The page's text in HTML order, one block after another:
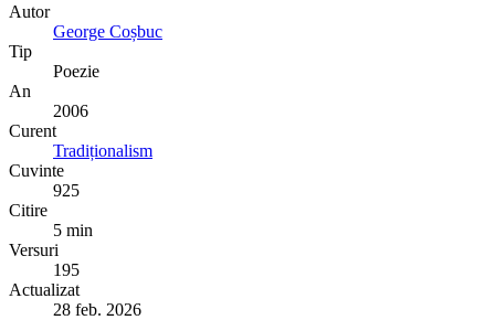
Autor
George Coșbuc
Tip
Poezie
An
2006
Curent
Tradiționalism
Cuvinte
925
Citire
5 min
Versuri
195
Actualizat
28 feb. 2026